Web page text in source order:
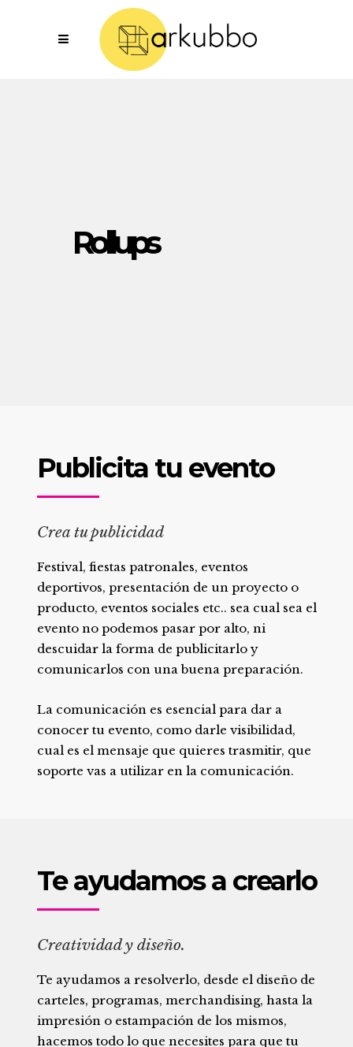
Rollups
Publicita tu evento
Crea tu publicidad
Festival, fiestas patronales, eventos
deportivos, presentación de un proyecto o
producto, eventos sociales etc.. sea cual sea el
evento no podemos pasar por alto, ni
descuidar la forma de publicitarlo y
comunicarlos con una buena preparación.
La comunicación es esencial para dar a
conocer tu evento, como darle visibilidad,
cual es el mensaje que quieres trasmitir, que
soporte vas a utilizar en la comunicación.
Te ayudamos a crearlo
Creatividad y diseño.
Te ayudamos a resolverlo, desde el diseño de
carteles, programas, merchandising, hasta la
impresión o estampación de los mismos,
hacemos todo lo que necesites para que tu